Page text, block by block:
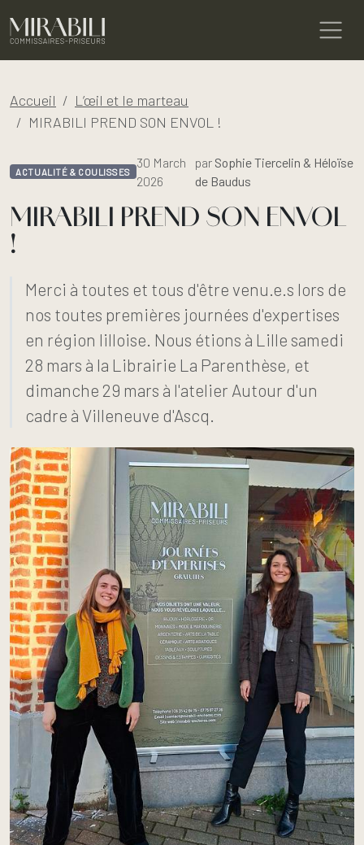
Accueil
L’œil et le marteau
MIRABILI PREND SON ENVOL !
ACTUALITÉ & COULISSES
30 March
2026
par Sophie Tiercelin & Héloïse
de Baudus
MIRABILI PREND SON ENVOL
!
Merci à toutes et tous d'être venu.e.s lors de
nos toutes premières journées d'expertises
en région lilloise. Nous étions à Lille samedi
28 mars à la Librairie La Parenthèse, et
dimanche 29 mars à l'atelier Autour d'un
cadre à Villeneuve d'Ascq.